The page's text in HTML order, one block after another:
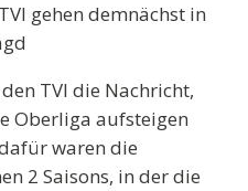
gehen demnächst in
TVI die Nachricht,
Oberliga aufsteigen
waren die
2 Saisons, in der die